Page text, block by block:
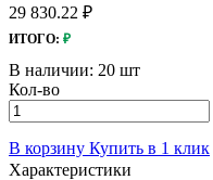
29 830.22 ₽
ИТОГО: ₽
В наличии: 20 шт
Кол-во
В корзину Купить в 1 клик
Характеристики